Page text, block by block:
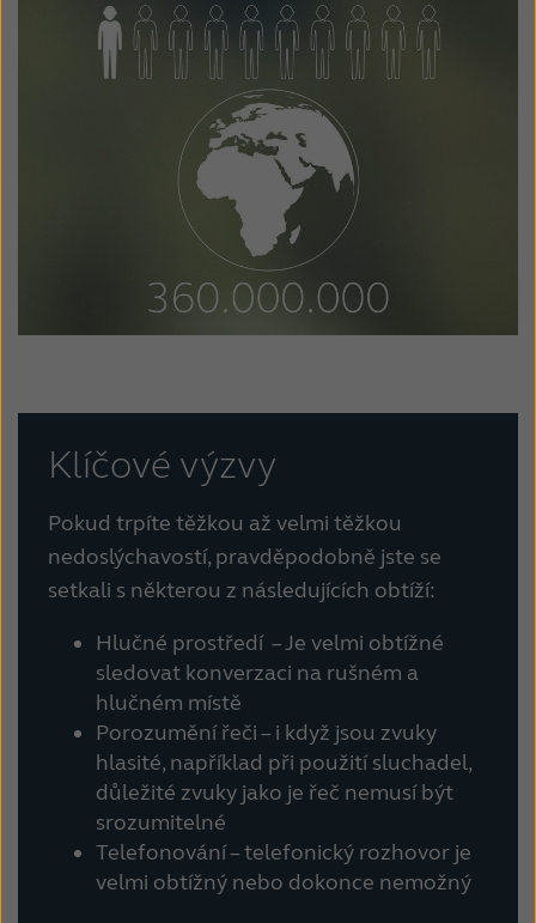
Schweiz Suisse
Suomi Sverige
United Kingdom
Österreich
日本
Klíčové výzvy
Pokud trpíte těžkou až velmi těžkou
nedoslýchavostí, pravděpodobně jste se
setkali s některou z následujících obtíží:
Hlučné prostředí – Je velmi obtížné
sledovat konverzaci na rušném a
hlučném místě
Porozumění řeči – i když jsou zvuky
hlasité, například při použití sluchadel,
důležité zvuky jako je řeč nemusí být
srozumitelné
Telefonování – telefonický rozhovor je
velmi obtížný nebo dokonce nemožný